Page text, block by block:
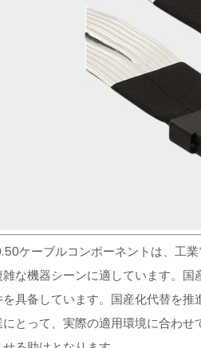
ケーブルコンポーネントは、工
な機器シーンに適しています。
具备しています。国産化代替を
とって、実際の適用環境に合わ